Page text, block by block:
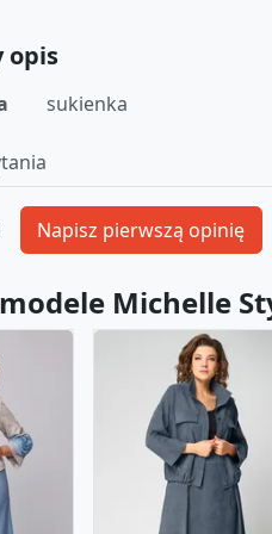
opis
sukienka
Michelle